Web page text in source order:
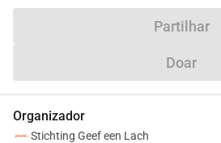
Partilhar
Doar
Organizador
Stichting Geef een Lach